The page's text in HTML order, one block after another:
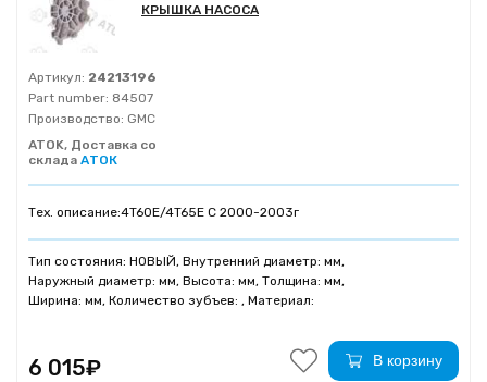
КРЫШКА НАСОСА
Артикул: 24213196
Part number: 84507
Производство: GMC
ATOK, Доставка со
склада АТОК
Тех. описание:4T60E/4T65E C 2000-2003г
Тип состояния: НОВЫЙ, Внутренний диаметр: мм,
Наружный диаметр: мм, Высота: мм, Толщина: мм,
Ширина: мм, Количество зубъев: , Материал:
6 015₽ В корзину